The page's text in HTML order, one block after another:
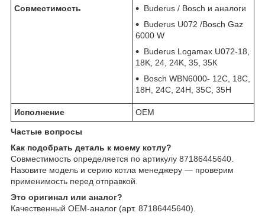
Совместимость
Buderus / Bosch и аналоги
Buderus U072 /Bosch Gaz
6000 W
Buderus Logamax U072-18,
18K, 24, 24K, 35, 35К
Bosch WBN6000- 12C, 18C,
18H, 24C, 24H, 35С, 35Н
Исполнение OEM
Частые вопросы
Как подобрать деталь к моему котлу?
Совместимость определяется по артикулу 87186445640.
Назовите модель и серию котла менеджеру — проверим
применимость перед отправкой.
Это оригинал или аналог?
Качественный OEM-аналог (арт. 87186445640).